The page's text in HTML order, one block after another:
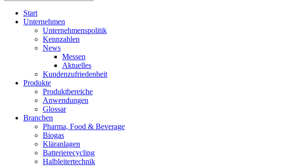
Start
Unternehmen
Unternehmenspolitik
Kennzahlen
News
Messen
Aktuelles
Kundenzufriedenheit
Produkte
Produktbereiche
Anwendungen
Glossar
Branchen
Pharma, Food & Beverage
Biogas
Kläranlagen
Batterierecycling
Halbleitertechnik